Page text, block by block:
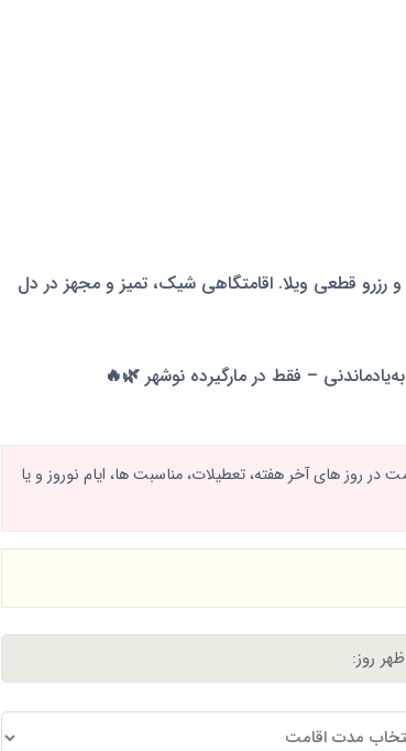
رزرو قطعی ویلا. اقامتگاهی شیک، تمیز و مجهز در دل
– فقط در مارگیرده نوشهر 🌿🔥
روز های آخر هفته، تعطیلات، مناسبت ها، ایام نوروز و یا